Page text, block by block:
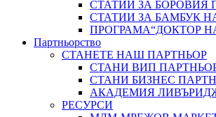
СТАТИИ ЗА БОРОВИЯ
СТАТИИ ЗА БАМБУК
ПРОГРАМА“ДОКТОР
Партньорство
СТАНЕТЕ НАШ ПАРТНЬОР
СТАНИ ВИП
СТАНИ БИЗНЕС
АКАДЕМИЯ
РЕСУРСИ